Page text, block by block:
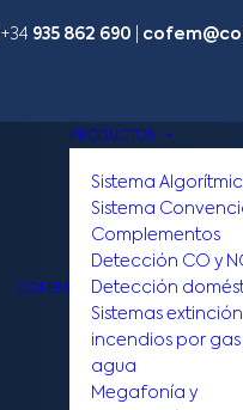
+34 935 862 690
COFEM
PRODUCTOS
Sistema
Sistema
Complementos
Detección CO y
Detección
Sistemas extinción
incendios por gas
agua
Megafonía y